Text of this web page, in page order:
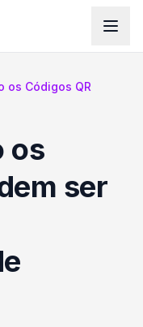
os Códigos QR
os
ser